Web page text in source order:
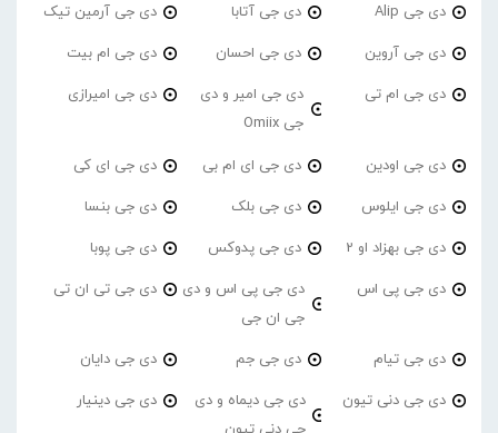
دی جی Alip دی جی آتابا دی جی آرمین تیک
دی جی آروین دی جی احسان دی جی ام بیت
دی جی ام تی
دی جی امیر و دی
جی Omiix
دی جی امیرازی
دی جی اودین دی جی ای ام بی دی جی ای کی
دی جی ایلوس دی جی بلک دی جی بنسا
دی جی بهزاد او 2 دی جی پدوکس دی جی پوبا
دی جی پی اس
دی جی پی اس و دی
جی ان جی
دی جی تی ان تی
دی جی تیام دی جی جم دی جی دایان
دی جی دنی تیون
دی جی دیماه و دی
دی جی دینیار